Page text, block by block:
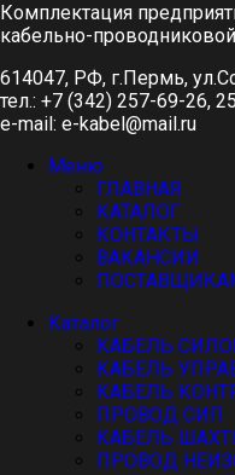
Комплектация
кабельно-
614047, РФ, г.Пермь,
тел.: +7 (342) 257-69-26,
e-mail: e-kabel@mail.ru
Меню
ГЛАВНАЯ
КАТАЛОГ
КОНТАКТЫ
ВАКАНСИИ
Каталог
КАБЕЛЬ
КАБЕЛЬ
КАБЕЛЬ
ПРОВОД СИП
КАБЕЛЬ
ПРОВОД